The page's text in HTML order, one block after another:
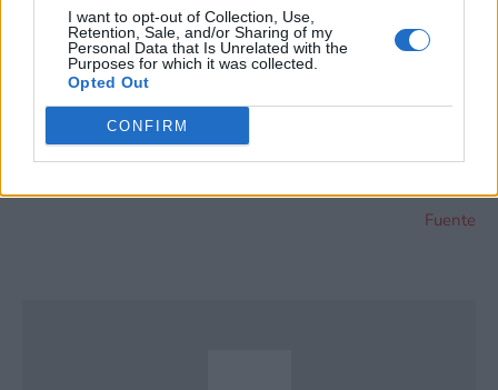
Puede optar por no participar en la divulgación adicional de
su información personal por parte de terceros en la Lista de
participantes intermedios de la IAB.
I want to opt-out of Collection, Use,
Retention, Sale, and/or Sharing of my
Personal Data that Is Unrelated with the
Purposes for which it was collected.
Opted Out
CONFIRM
Fuente